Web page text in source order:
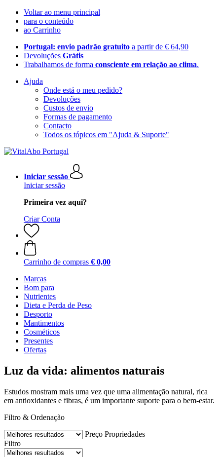
Voltar ao menu principal
para o conteúdo
ao Carrinho
Portugal: envio padrão gratuito a partir de € 64,90
Devoluções Grátis
Trabalhamos de forma consciente em relação ao clima.
Ajuda
Onde está o meu pedido?
Devoluções
Custos de envio
Formas de pagamento
Contacto
Todos os tópicos em "Ajuda & Suporte"
Iniciar sessão
Iniciar sessão
Primeira vez aqui?
Criar Conta
Carrinho de compras € 0,00
Marcas
Bom para
Nutrientes
Dieta e Perda de Peso
Desporto
Mantimentos
Cosméticos
Presentes
Ofertas
Luz da vida: alimentos naturais
Estudos mostram mais uma vez que uma alimentação natural, rica
em antioxidantes e fibras, é um importante suporte para o bem-estar.
Filtro & Ordenação
Preço Propriedades
Filtro